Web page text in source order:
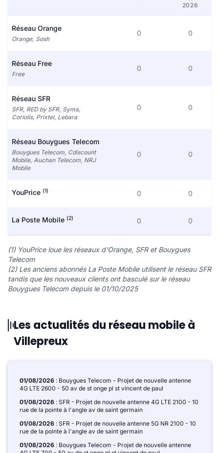
2026
Réseau Orange
Orange, Sosh
0 0
Réseau Free
Free
0 0
Réseau SFR
SFR, RED by SFR, Syma,
Coriolis, Prixtel, Lebara
0 0
Réseau Bouygues Telecom
Bouygues Telecom, Cdiscount
Mobile, Auchan Telecom, NRJ
Mobile
0 0
YouPrice (1) 0 0
La Poste Mobile (2) 0 0
(1) YouPrice loue les réseaux d'Orange, SFR et Bouygues
Telecom
(2) Les anciens abonnés La Poste Mobile utilisent le réseau SFR
tandis que les nouveaux clients ont basculé sur le réseau
Bouygues Telecom depuis le 01/10/2025
Les actualités du réseau mobile à
Villepreux
01/08/2026 : Bouygues Telecom - Projet de nouvelle antenne
4G LTE 2600 - 50 av de st onge pl st vincent de paul
01/08/2026 : SFR - Projet de nouvelle antenne 4G LTE 2100 - 10
rue de la pointe à l'angle av de saint germain
01/08/2026 : SFR - Projet de nouvelle antenne 5G NR 2100 - 10
rue de la pointe à l'angle av de saint germain
01/08/2026 : Bouygues Telecom - Projet de nouvelle antenne